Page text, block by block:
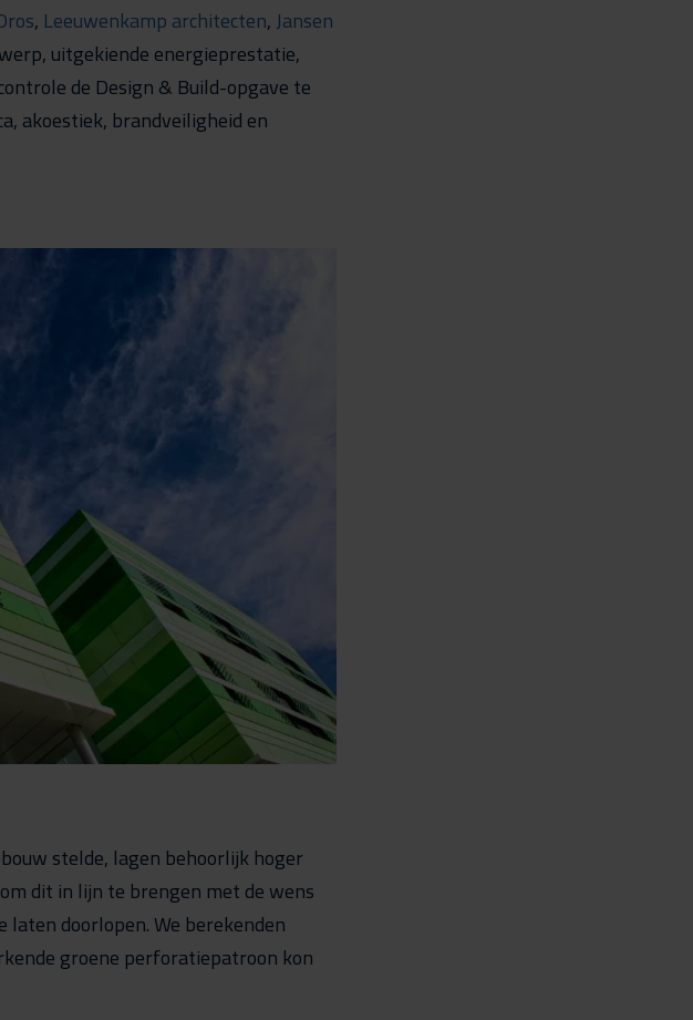
, Leeuwenkamp architecten,Jansen
uitgekiende energieprestatie,
de Design & Build-opgave te
akoestiek, brandveiligheid en
stelde, lagen behoorlijk hoger
dit in lijn te brengen met de wens
doorlopen. We berekenden
groene perforatiepatroon kon